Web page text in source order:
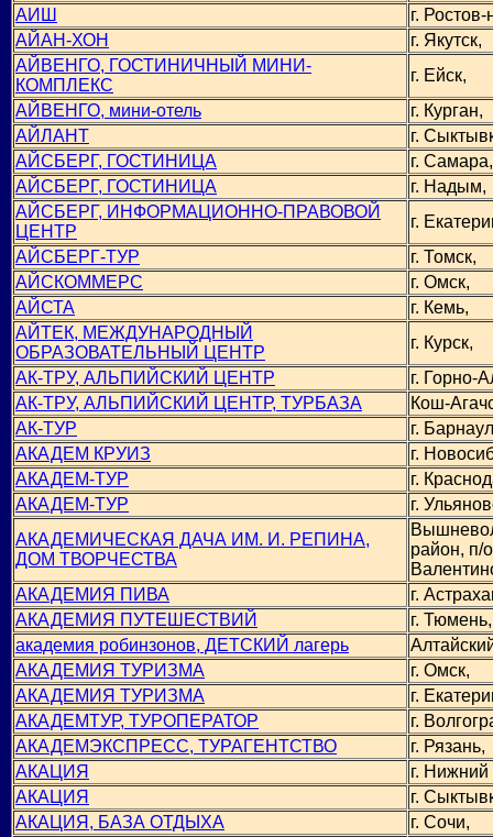
АИШ
г.
АЙАН-ХОН
г. Якутск,
АЙВЕНГО, ГОСТИНИЧНЫЙ МИНИ-
КОМПЛЕКС
г. Ейск,
АЙВЕНГО, мини-отель
г. Курган,
АЙЛАНТ
г.
АЙСБЕРГ, ГОСТИНИЦА
г. Самара,
АЙСБЕРГ, ГОСТИНИЦА
г. Надым,
АЙСБЕРГ, ИНФОРМАЦИОННО-ПРАВОВОЙ
ЦЕНТР
г.
АЙСБЕРГ-ТУР
г. Томск,
АЙСКОММЕРС
г. Омск,
АЙСТА
г. Кемь,
АЙТЕК, МЕЖДУНАРОДНЫЙ
ОБРАЗОВАТЕЛЬНЫЙ ЦЕНТР
г. Курск,
АК-ТРУ, АЛЬПИЙСКИЙ ЦЕНТР
г. Горно-
АК-ТРУ, АЛЬПИЙСКИЙ ЦЕНТР, ТУРБАЗА
Кош-
АК-ТУР
г.
АКАДЕМ КРУИЗ
г.
АКАДЕМ-ТУР
г.
АКАДЕМ-ТУР
г.
АКАДЕМИЧЕСКАЯ ДАЧА ИМ. И. РЕПИНА,
ДОМ ТВОРЧЕСТВА
район, п/о
АКАДЕМИЯ ПИВА
г.
АКАДЕМИЯ ПУТЕШЕСТВИЙ
г. Тюмень,
академия робинзонов, ДЕТСКИЙ лагерь
АКАДЕМИЯ ТУРИЗМА
г. Омск,
АКАДЕМИЯ ТУРИЗМА
г.
АКАДЕМТУР, ТУРОПЕРАТОР
г.
АКАДЕМЭКСПРЕСС, ТУРАГЕНТСТВО
г. Рязань,
АКАЦИЯ
г.
АКАЦИЯ
г.
АКАЦИЯ, БАЗА ОТДЫХА
г. Сочи,